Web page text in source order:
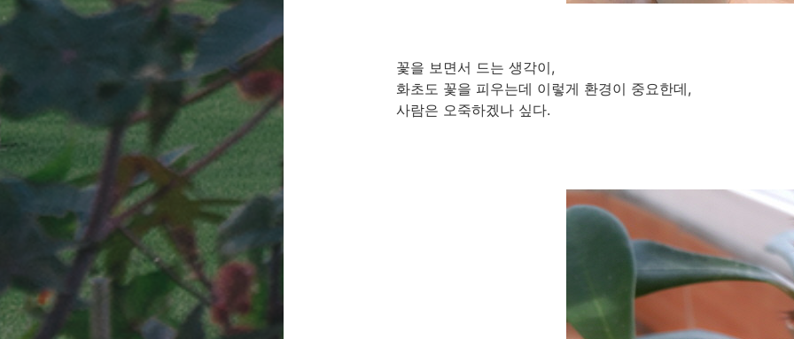
꽃을 보면서 드는 생각이,
화초도 꽃을 피우는데 이렇게 환경이 중요한데,
사람은 오죽하겠나 싶다.